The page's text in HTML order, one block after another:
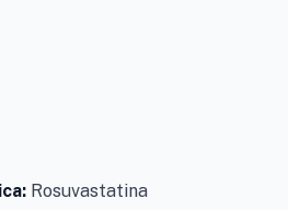
Rosuvastatina